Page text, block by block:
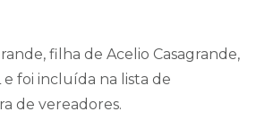
filha de Acelio Casagrande,
e foi incluída na lista de
de vereadores.